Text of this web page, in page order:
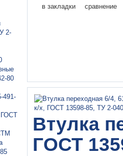
2-
80
491-
ГОСТ
в закладки сравнение
Втулка
ГОСТ